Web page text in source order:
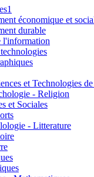
économique et
durable
l'information
et Technologies
- Religion
et Sociales
- Litterature